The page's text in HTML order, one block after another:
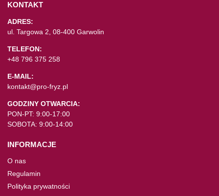
KONTAKT
ADRES:
ul. Targowa 2, 08-400 Garwolin
TELEFON:
+48 796 375 258
E-MAIL:
kontakt@pro-fryz.pl
GODZINY OTWARCIA:
PON-PT: 9:00-17:00
SOBOTA: 9:00-14:00
INFORMACJE
O nas
Regulamin
Polityka prywatności